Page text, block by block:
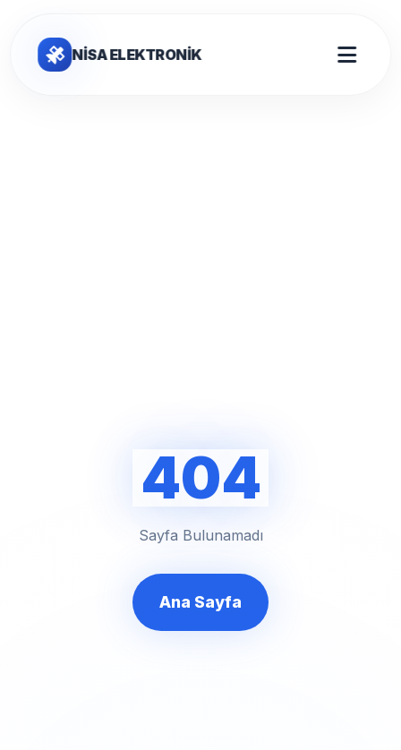
NİSA ELEKTRONİK
404
Sayfa Bulunamadı
Ana Sayfa